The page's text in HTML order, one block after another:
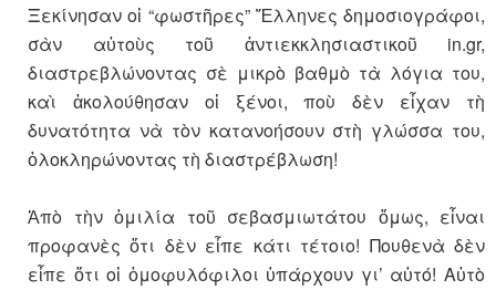
Ξεκίνησαν οἱ “φωστῆρες” Ἕλληνες δημοσιογράφοι,
σὰν αὐτοὺς τοῦ ἀντιεκκλησιαστικοῦ in.gr,
διαστρεβλώνοντας σὲ μικρὸ βαθμὸ τὰ λόγια του,
καὶ ἀκολούθησαν οἱ ξένοι, ποὺ δὲν εἶχαν τὴ
δυνατότητα νὰ τὸν κατανοήσουν στὴ γλώσσα του,
ὁλοκληρώνοντας τὴ διαστρέβλωση!
Ἀπὸ τὴν ὁμιλία τοῦ σεβασμιωτάτου ὅμως, εἶναι
προφανὲς ὅτι δὲν εἶπε κάτι τέτοιο! Πουθενὰ δὲν
εἶπε ὅτι οἱ ὁμοφυλόφιλοι ὑπάρχουν γι’ αὐτό! Αὐτὸ